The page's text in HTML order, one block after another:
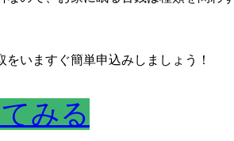
いますぐ簡単申込みしましょう！
みる